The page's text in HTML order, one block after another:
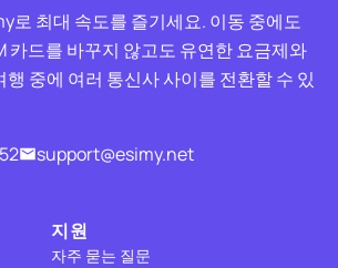
로 최대 속도를 즐기세요. 이동 중에도
카드를 바꾸지 않고도 유연한 요금제와
중에 여러 통신사 사이를 전환할 수 있
support@esimy.net
지원
자주 묻는 질문